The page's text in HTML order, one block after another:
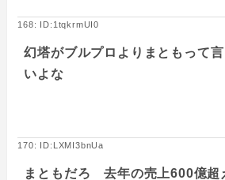
168: ID:1tqkrmUI0
幻塔がブルプロよりまともって
いよな
170: ID:LXMI3bnUa
まともだろ 去年の売上600億超